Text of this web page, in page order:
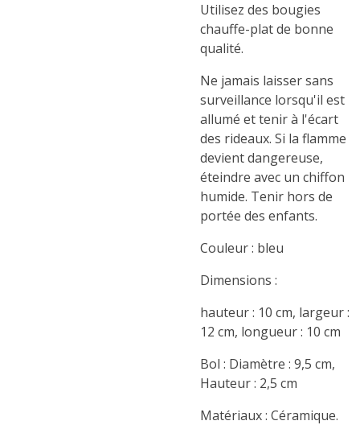
Utilisez des bougies
chauffe-plat de bonne
qualité.
Ne jamais laisser sans
surveillance lorsqu'il est
allumé et tenir à l'écart
des rideaux. Si la flamme
devient dangereuse,
éteindre avec un chiffon
humide. Tenir hors de
portée des enfants.
Couleur : bleu
Dimensions :
hauteur : 10 cm, largeur :
12 cm, longueur : 10 cm
Bol : Diamètre : 9,5 cm,
Hauteur : 2,5 cm
Matériaux : Céramique.